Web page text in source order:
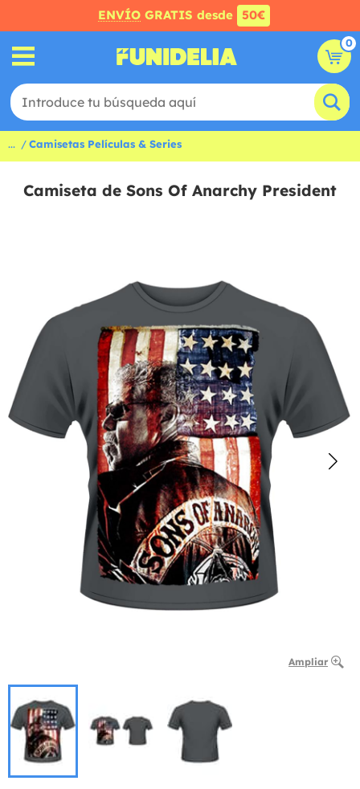
ENVÍO GRATIS desde 50€
0
... Camisetas Películas & Series
Camiseta de Sons Of Anarchy President
Ampliar